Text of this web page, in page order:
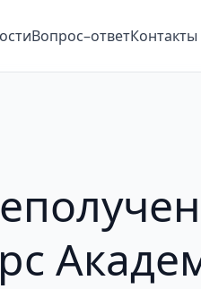
Вопрос–ответКонтакты